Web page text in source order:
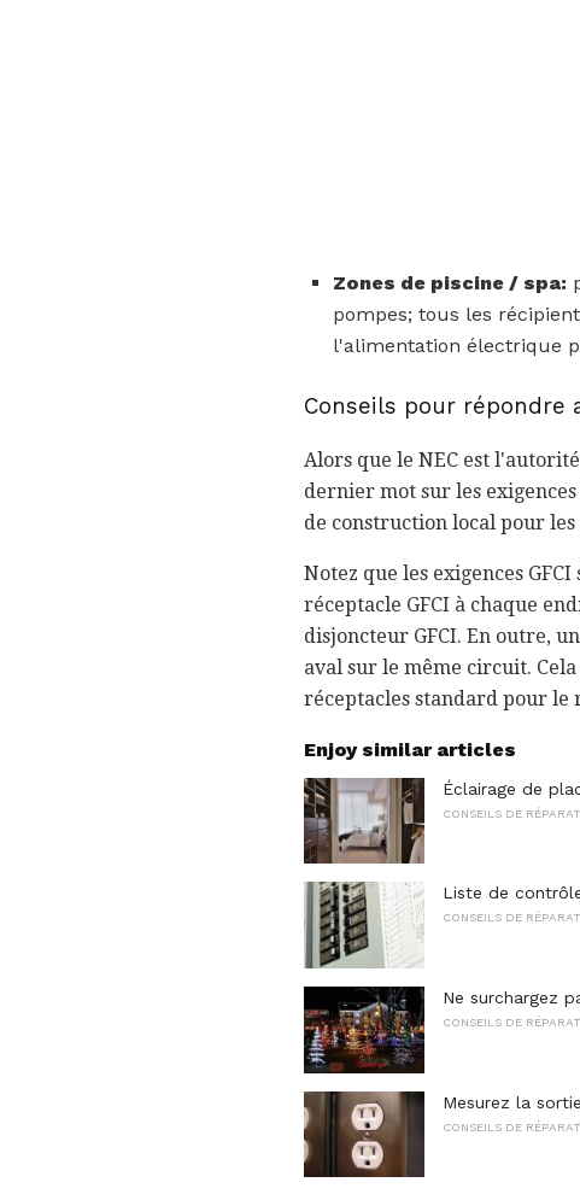
Zones de piscine / spa:
pompes; tous les
l'alimentation électrique
Conseils pour répondre
Alors que le NEC est
dernier mot sur les
de construction local pour
Notez que les exigences
réceptacle GFCI à chaque
disjoncteur GFCI. En outre,
aval sur le même circuit.
réceptacles standard pour le
Enjoy similar articles
Éclairage de
CONSEILS DE
Liste de
CONSEILS DE
Ne surchargez
CONSEILS DE
Mesurez la
CONSEILS DE